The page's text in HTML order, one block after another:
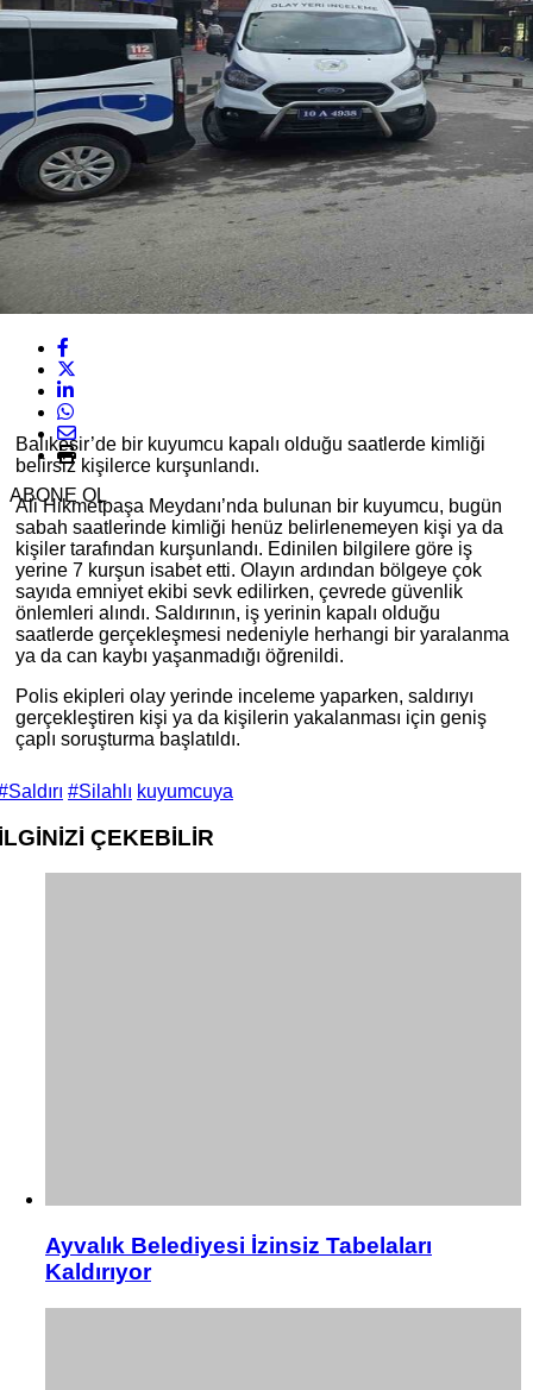
ABONE OL
Balıkesir’de bir kuyumcu kapalı olduğu saatlerde kimliği
belirsiz kişilerce kurşunlandı.
Ali Hikmetpaşa Meydanı’nda bulunan bir kuyumcu, bugün
sabah saatlerinde kimliği henüz belirlenemeyen kişi ya da
kişiler tarafından kurşunlandı. Edinilen bilgilere göre iş
yerine 7 kurşun isabet etti. Olayın ardından bölgeye çok
sayıda emniyet ekibi sevk edilirken, çevrede güvenlik
önlemleri alındı. Saldırının, iş yerinin kapalı olduğu
saatlerde gerçekleşmesi nedeniyle herhangi bir yaralanma
ya da can kaybı yaşanmadığı öğrenildi.
Polis ekipleri olay yerinde inceleme yaparken, saldırıyı
gerçekleştiren kişi ya da kişilerin yakalanması için geniş
çaplı soruşturma başlatıldı.
#Silahlı kuyumcuya
ÇEKEBİLİR
Ayvalık Belediyesi İzinsiz Tabelaları
Kaldırıyor